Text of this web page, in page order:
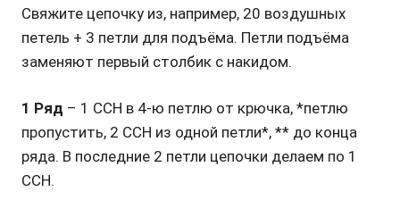
Свяжите цепочку из, например, 20 воздушных
петель + 3 петли для подъёма. Петли подъёма
заменяют первый столбик с накидом.
1 Ряд – 1 ССН в 4-ю петлю от крючка, *петлю
пропустить, 2 ССН из одной петли*, ** до конца
ряда. В последние 2 петли цепочки делаем по 1
ССН.